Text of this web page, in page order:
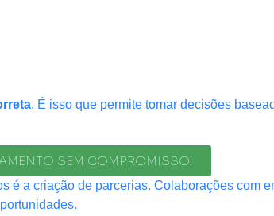
. É isso que permite tomar decisões
SEM COMPROMISSO!
é a criação de parcerias. Colaborações com